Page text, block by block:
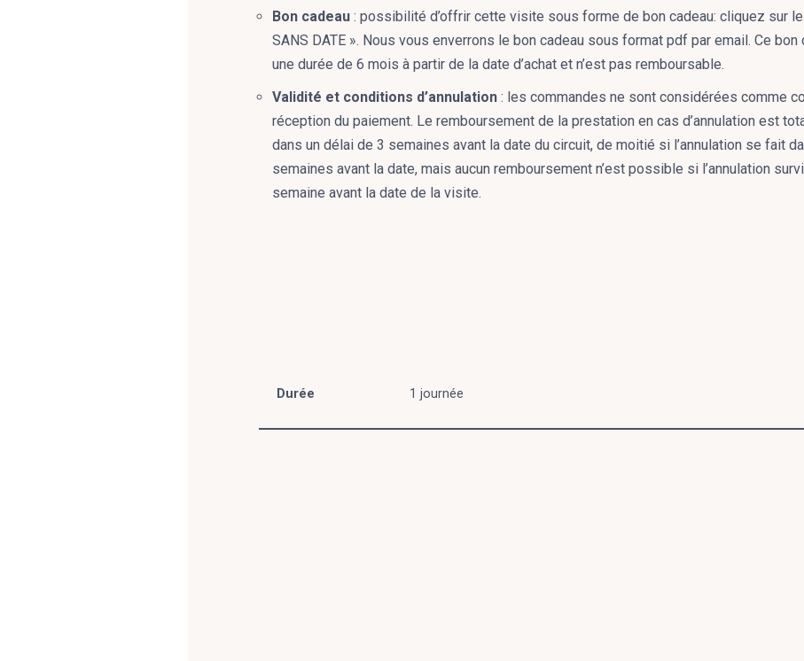
Bon cadeau : possibilité d’offrir cette visite sous forme de bon cadeau: cliquez sur le
SANS DATE ». Nous vous enverrons le bon cadeau sous format pdf par email. Ce
une durée de 6 mois à partir de la date d’achat et n’est pas remboursable.
Validité et conditions d’annulation : les commandes ne sont considérées comme
réception du paiement. Le remboursement de la prestation en cas d’annulation est
dans un délai de 3 semaines avant la date du circuit, de moitié si l’annulation se fait
semaines avant la date, mais aucun remboursement n’est possible si l’annulation
semaine avant la date de la visite.
Durée 1 journée